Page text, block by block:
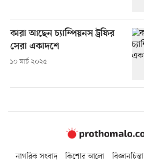
কারা আছেন চ্যাম্পিয়নস ট্রফির
সেরা একাদশে
১০ মার্চ ২০২৫
নাগরিক সংবাদ কিশোর আলো বিজ্ঞানচিন্তা